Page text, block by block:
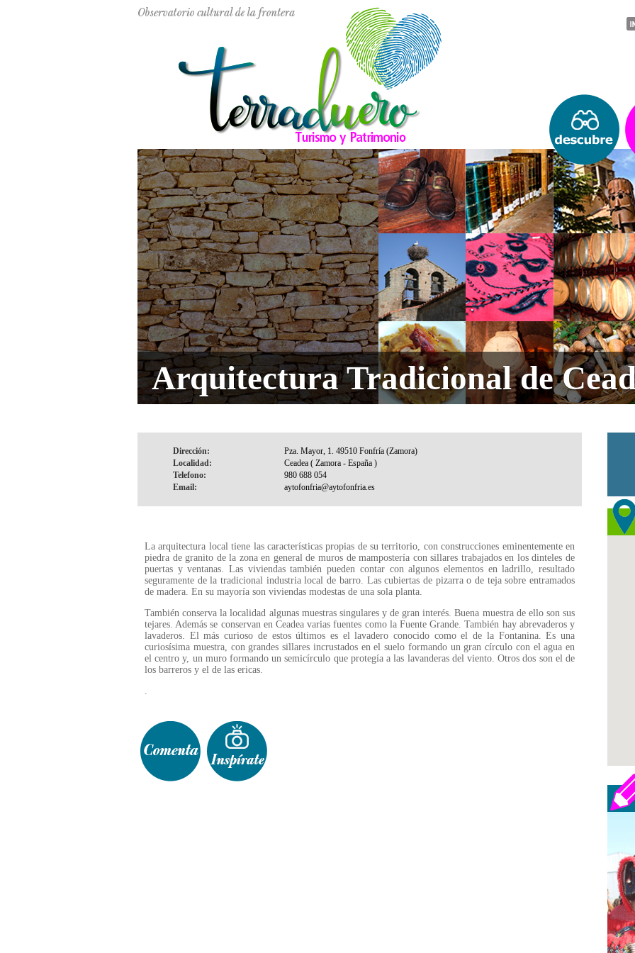
Arquitectura Tradicional de
Dirección:
Localidad:
Telefono:
Email:
La arquitectura local tiene las características propias de su territorio, con construcciones eminentemente en
piedra de granito de la zona en general de muros de mampostería con sillares trabajados en los dinteles de
puertas y ventanas. Las viviendas también pueden contar con algunos elementos en ladrillo, resultado
seguramente de la tradicional industria local de barro. Las cubiertas de pizarra o de teja sobre entramados
de madera. En su mayoría son viviendas modestas de una sola planta.
También conserva la localidad algunas muestras singulares y de gran interés. Buena muestra de ello son sus
tejares. Además se conservan en Ceadea varias fuentes como la Fuente Grande. También hay abrevaderos y
lavaderos. El más curioso de estos últimos es el lavadero conocido como el de la Fontanina. Es una
curiosísima muestra, con grandes sillares incrustados en el suelo formando un gran círculo con el agua en
el centro y, un muro formando un semicírculo que protegía a las lavanderas del viento. Otros dos son el de
los barreros y el de las ericas.
.